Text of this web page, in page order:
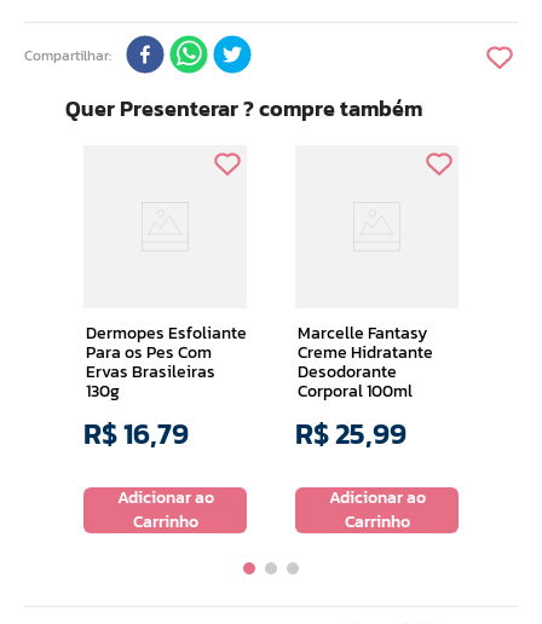
Compartilhar
Quer Presenterar ? compre também
Dermopes Esfoliante
Para os Pes Com
Ervas Brasileiras
130g
R$16,79
Adicionar ao
Carrinho
Marcelle Fantasy
Creme Hidratante
Desodorante
Corporal 100ml
R$25,99
Adicionar ao
Carrinho